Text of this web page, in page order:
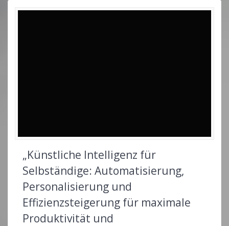
„Künstliche Intelligenz für
Selbständige: Automatisierung,
Personalisierung und
Effizienzsteigerung für maximale
Produktivität und